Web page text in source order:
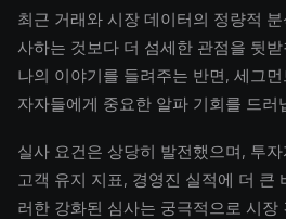
최근 거래와 시장 데이터의 정량적
사하는 것보다 더 섬세한 관점을 뒷
나의 이야기를 들려주는 반면, 세그
자자들에게 중요한 알파 기회를 드러
실사 요건은 상당히 발전했으며, 투
고객 유지 지표, 경영진 실적에 더 큰
러한 강화된 심사는 궁극적으로 시장